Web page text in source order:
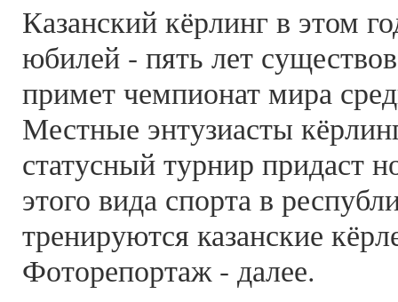
Казанский кёрлинг в этом
юбилей - пять лет
примет чемпионат мира
Местные энтузиасты
статусный турнир придаст
этого вида спорта в
тренируются казанские
Фоторепортаж - далее.